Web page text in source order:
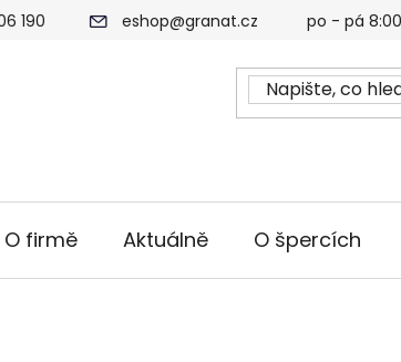
190 eshop@granat.cz po - pá
O firmě Aktuálně O špercích